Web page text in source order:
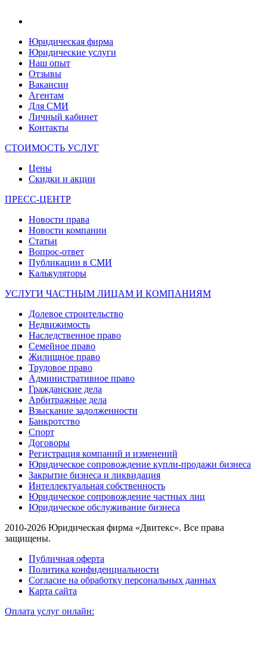
Юридическая фирма
Юридические услуги
Наш опыт
Отзывы
Вакансии
Агентам
Для СМИ
Личный кабинет
Контакты
СТОИМОСТЬ УСЛУГ
Цены
Скидки и акции
ПРЕСС-ЦЕНТР
Новости права
Новости компании
Статьи
Вопрос-ответ
Публикации в СМИ
Калькуляторы
УСЛУГИ ЧАСТНЫМ ЛИЦАМ И КОМПАНИЯМ
Долевое строительство
Недвижимость
Наследственное право
Семейное право
Жилищное право
Трудовое право
Административное право
Гражданские дела
Арбитражные дела
Взыскание задолженности
Банкротство
Спорт
Договоры
Регистрация компаний и изменений
Юридическое сопровождение купли-продажи бизнеса
Закрытие бизнеса и ликвидация
Интеллектуальная собственность
Юридическое сопровождение частных лиц
Юридическое обслуживание бизнеса
2010-2026 Юридическая фирма «Двитекс». Все права
защищены.
Публичная оферта
Политика конфиденциальности
Согласие на обработку персональных данных
Карта сайта
Оплата услуг онлайн: